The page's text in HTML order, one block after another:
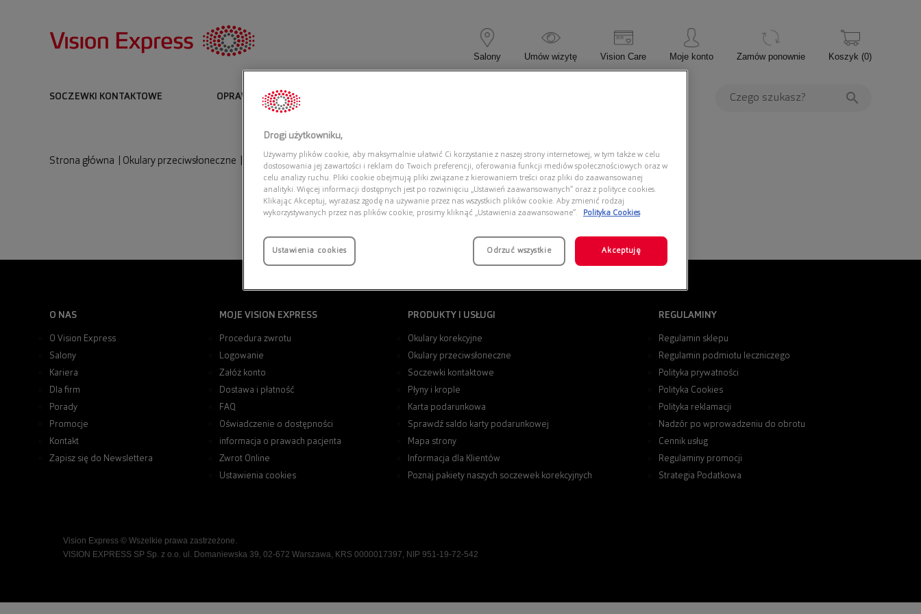
Salony Umów wizytę Vision Care Moje konto Zamów ponownie Koszyk (0)
SOCZEWKI KONTAKTOWE OPRAWKI I OKULARY KOREKCYJNE
Strona główna Okulary przeciwsłoneczne ARMANI EXCHANGE 0AX4145S 807873
O NAS
O Vision Express
Salony
Kariera
Dla firm
Porady
Promocje
Kontakt
Zapisz się do Newslettera
MOJE VISION EXPRESS
Procedura zwrotu
Logowanie
Załóż konto
Dostawa i płatność
FAQ
Oświadczenie o dostępności
informacja o prawach pacjenta
Zwrot Online
Ustawienia cookies
PRODUKTY I USŁUGI
Okulary korekcyjne
Okulary przeciwsłoneczne
Soczewki kontaktowe
Płyny i krople
Karta podarunkowa
Sprawdź saldo karty podarunkowej
Mapa strony
Informacja dla Klientów
Poznaj pakiety naszych soczewek korekcyjnych
REGULAMINY
Regulamin sklepu
Regulamin podmiotu leczniczego
Polityka prywatności
Polityka Cookies
Polityka reklamacji
Nadzór po wprowadzeniu do obrotu
Cennik usług
Regulaminy promocji
Strategia Podatkowa
Vision Express © Wszelkie prawa zastrzeżone.
VISION EXPRESS SP Sp. z o.o. ul. Domaniewska 39, 02-672 Warszawa, KRS 0000017397, NIP 951-19-72-542
Drogi użytkowniku,
Używamy plików cookie, aby maksymalnie ułatwić Ci korzystanie z naszej strony internetowej, w tym także w celu
dostosowania jej zawartości i reklam do Twoich preferencji, oferowania funkcji mediów społecznościowych oraz w
celu analizy ruchu. Pliki cookie obejmują pliki związane z kierowaniem treści oraz pliki do zaawansowanej
analityki. Więcej informacji dostępnych jest po rozwinięciu „Ustawień zaawansowanych” oraz z polityce cookies.
Klikając Akceptuj, wyrażasz zgodę na używanie przez nas wszystkich plików cookie. Aby zmienić rodzaj
wykorzystywanych przez nas plików cookie, prosimy kliknąć „Ustawienia zaawansowane”.
Polityka Cookies
Ustawienia cookies Odrzuć wszystkie Akceptuję